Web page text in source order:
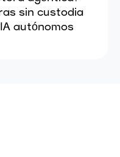
sin custodia
autónomos